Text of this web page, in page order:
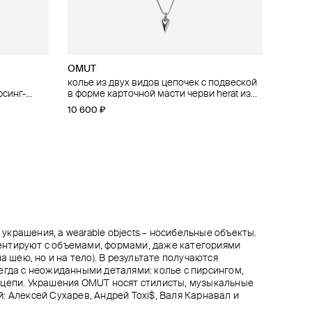
OMUT
колье из двух видов цепочек с подвеской
в форме карточной масти черви herat из
стали и бронзы с покрытием родием
10 600 ₽
с
OMUT
сотуар с подвеской в форме карточной
масти черви fate heart из стали и бронзы с
покрытием родием
10 900 ₽
BEAN
подвеска из стекла “bean”, №99 strawberry
6 880 ₽ 8 600 ₽ −20%
при оплате онлайн
с
Aloud
многослойное серебристое колье из
цепочек
8 100 ₽ 9 000 ₽
а wearable objects – носибельные объекты.
с объемами, формами, даже категориями
шею, но и на тело). В результате получаются
с неожиданными деталями: колье с пирсингом,
Украшения OMUT носят стилисты, музыкальные
Алексей Сухарев, Андрей Toxi$, Валя Карнавал и